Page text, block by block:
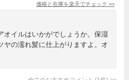
価格と在庫を楽天でチェック >>
オイルはいかがでしょうか。保湿
ヤの濡れ髪に仕上がりますよ。オ